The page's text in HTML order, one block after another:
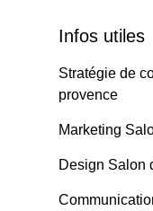
Infos utiles
Stratégie de
provence
Marketing
Design Salon